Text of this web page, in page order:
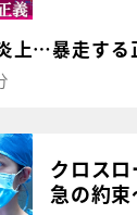
上…暴走する
クロス
急の約束